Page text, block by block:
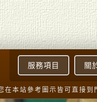
站參考圖示皆可直接到門
服務項目 關